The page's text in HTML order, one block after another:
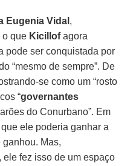
Eugenia Vidal ,
o que Kicillofagora
pode ser conquistada por
“mesmo de sempre”. De
se como um “rosto
“governantes
do Conurbano”. Em
ele poderia ganhar a
Mas,
ele fez isso de um espaço